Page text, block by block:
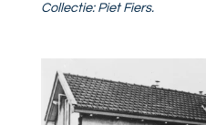
Collectie: Piet Fiers.